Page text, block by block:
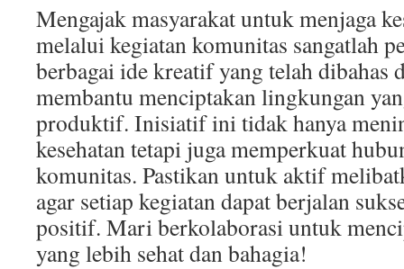
Mengajak masyarakat untuk menjaga
melalui kegiatan komunitas sangatlah
berbagai ide kreatif yang telah dibahas
membantu menciptakan lingkungan
produktif. Inisiatif ini tidak hanya
kesehatan tetapi juga memperkuat
komunitas. Pastikan untuk aktif
agar setiap kegiatan dapat berjalan
positif. Mari berkolaborasi untuk
yang lebih sehat dan bahagia!